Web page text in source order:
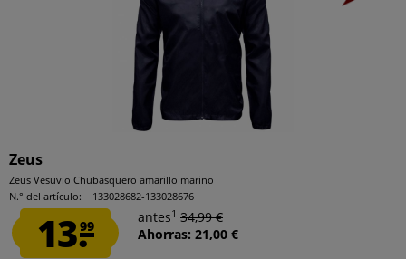
Zeus
Zeus Vesuvio Chubasquero amarillo marino
N.° del artículo:
133028682-133028676
13.99
antes1 34,99 €
Ahorras: 21,00 €